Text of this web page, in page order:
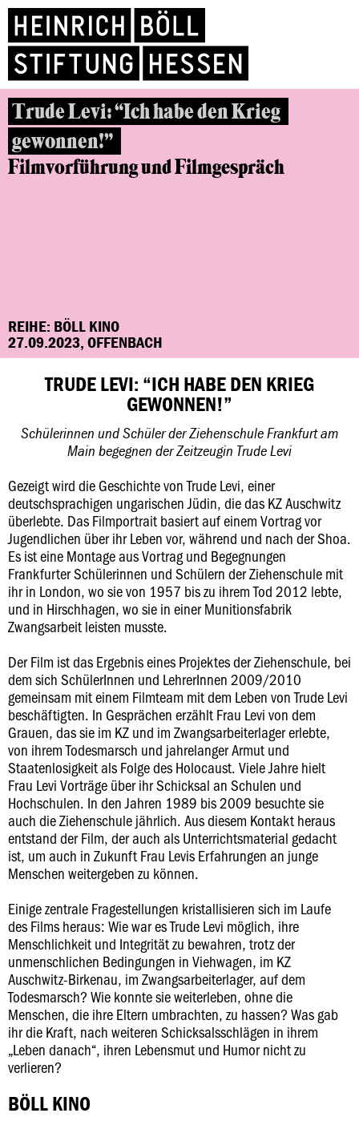
Trude Levi: “Ich habe den Krieg
gewonnen!”
Filmvorführung und Filmgespräch
REIHE: BÖLL KINO
27.09.2023, OFFENBACH
TRUDE LEVI: “ICH HABE DEN KRIEG
GEWONNEN!”
Schülerinnen und Schüler der Ziehenschule Frankfurt am
Main begegnen der Zeitzeugin Trude Levi
Gezeigt wird die Geschichte von Trude Levi, einer
deutschsprachigen ungarischen Jüdin, die das KZ Auschwitz
überlebte. Das Filmportrait basiert auf einem Vortrag vor
Jugendlichen über ihr Leben vor, während und nach der Shoa.
Es ist eine Montage aus Vortrag und Begegnungen
Frankfurter Schülerinnen und Schülern der Ziehenschule mit
ihr in London, wo sie von 1957 bis zu ihrem Tod 2012 lebte,
und in Hirschhagen, wo sie in einer Munitionsfabrik
Zwangsarbeit leisten musste.
Der Film ist das Ergebnis eines Projektes der Ziehenschule, bei
dem sich SchülerInnen und LehrerInnen 2009/2010
gemeinsam mit einem Filmteam mit dem Leben von Trude Levi
beschäftigten. In Gesprächen erzählt Frau Levi von dem
Grauen, das sie im KZ und im Zwangsarbeiterlager erlebte,
von ihrem Todesmarsch und jahrelanger Armut und
Staatenlosigkeit als Folge des Holocaust. Viele Jahre hielt
Frau Levi Vorträge über ihr Schicksal an Schulen und
Hochschulen. In den Jahren 1989 bis 2009 besuchte sie
auch die Ziehenschule jährlich. Aus diesem Kontakt heraus
entstand der Film, der auch als Unterrichtsmaterial gedacht
ist, um auch in Zukunft Frau Levis Erfahrungen an junge
Menschen weitergeben zu können.
Einige zentrale Fragestellungen kristallisieren sich im Laufe
des Films heraus: Wie war es Trude Levi möglich, ihre
Menschlichkeit und Integrität zu bewahren, trotz der
unmenschlichen Bedingungen in Viehwagen, im KZ
Auschwitz-Birkenau, im Zwangsarbeiterlager, auf dem
Todesmarsch? Wie konnte sie weiterleben, ohne die
Menschen, die ihre Eltern umbrachten, zu hassen? Was gab
ihr die Kraft, nach weiteren Schicksalsschlägen in ihrem
„Leben danach“, ihren Lebensmut und Humor nicht zu
verlieren?
BÖLL KINO